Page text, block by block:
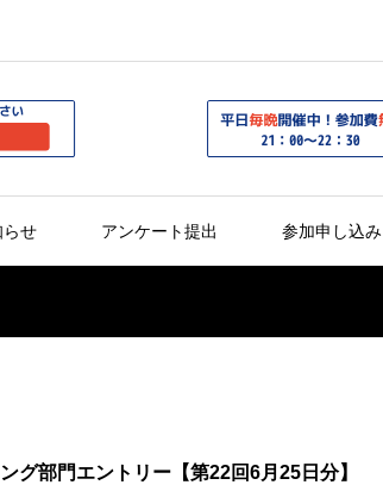
せ アンケート提出 参加申し込み
グ部門エントリー【第22回6月25日分】